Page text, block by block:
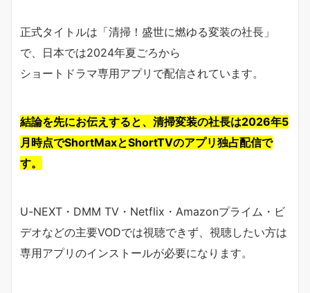
正式タイトルは「清掃！盛世に燃ゆる変装の社長」
で、日本では2024年夏ごろから
ショートドラマ専用アプリで配信されています。
結論を先にお伝えすると、清掃変装の社長は2026年5
月時点でShortMaxとShortTVのアプリ独占配信で
す。
U-NEXT・DMM TV・Netflix・Amazonプライム・ビ
デオなどの主要VODでは視聴できず、視聴したい方は
専用アプリのインストールが必要になります。